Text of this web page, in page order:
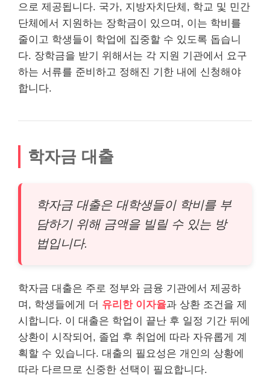
으로 제공됩니다. 국가, 지방자치단체, 학교 및 민간
단체에서 지원하는 장학금이 있으며, 이는 학비를
줄이고 학생들이 학업에 집중할 수 있도록 돕습니
다. 장학금을 받기 위해서는 각 지원 기관에서 요구
하는 서류를 준비하고 정해진 기한 내에 신청해야
합니다.
학자금 대출
학자금 대출은 대학생들이 학비를 부
담하기 위해 금액을 빌릴 수 있는 방
법입니다.
학자금 대출은 주로 정부와 금융 기관에서 제공하
며, 학생들에게 더 유리한 이자율과 상환 조건을 제
시합니다. 이 대출은 학업이 끝난 후 일정 기간 뒤에
상환이 시작되어, 졸업 후 취업에 따라 자유롭게 계
획할 수 있습니다. 대출의 필요성은 개인 의 상황에
따라 다르므로 신중한 선택이 필요합니다.